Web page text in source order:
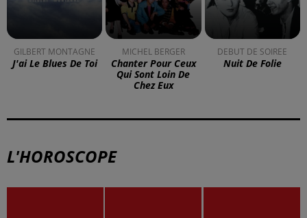
GILBERT MONTAGNE
J'ai Le Blues De Toi
MICHEL BERGER
Chanter Pour Ceux
Qui Sont Loin De
Chez Eux
DEBUT DE SOIREE
Nuit De Folie
L'HOROSCOPE